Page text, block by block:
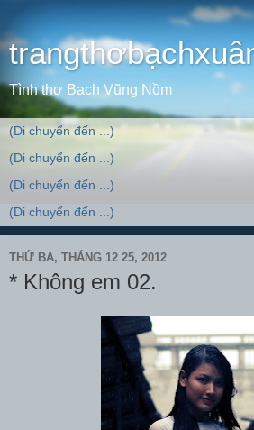
Tình thơ Bạch Vũng Nồm
THỨ BA, THÁNG 12 25, 2012
* Không em 02.